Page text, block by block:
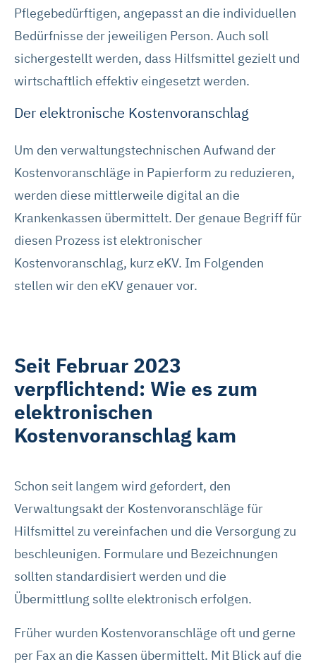
Pflegebedürftigen, angepasst an die individuellen
Bedürfnisse der jeweiligen Person. Auch soll
sichergestellt werden, dass Hilfsmittel gezielt und
wirtschaftlich effektiv eingesetzt werden.
Der elektronische Kostenvoranschlag
Um den verwaltungstechnischen Aufwand der
Kostenvoranschläge in Papierform zu reduzieren,
werden diese mittlerweile digital an die
Krankenkassen übermittelt. Der genaue Begriff für
diesen Prozess ist elektronischer
Kostenvoranschlag, kurz eKV. Im Folgenden
stellen wir den eKV genauer vor.
Seit Februar 2023
verpflichtend: Wie es zum
elektronischen
Kostenvoranschlag kam
Schon seit langem wird gefordert, den
Verwaltungsakt der Kostenvoranschläge für
Hilfsmittel zu vereinfachen und die Versorgung zu
beschleunigen. Formulare und Bezeichnungen
sollten standardisiert werden und die
Übermittlung sollte elektronisch erfolgen.
Früher wurden Kostenvoranschläge oft und gerne
per Fax an die Kassen übermittelt. Mit Blick auf die